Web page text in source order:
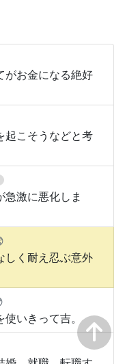
がお金になる絶好
起こそうなどと考
急激に悪化しま
しく耐え忍ぶ意外
使いきって吉。